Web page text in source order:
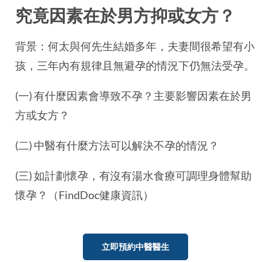
究竟因素在於男方抑或女方？
背景：何太與何先生結婚多年，夫妻間很希望有小
孩，三年內有規律且無避孕的情況下仍無法受孕。
(一) 有什麼因素會導致不孕？主要影響因素在於男
方或女方？
(二) 中醫有什麼方法可以解決不孕的情況？
(三) 如計劃懷孕，有沒有湯水食療可調理身體幫助
懷孕？（FindDoc健康資訊）
立即預約中醫醫生